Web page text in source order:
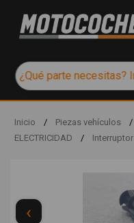
Inicio / Piezas vehículos /
ELECTRICIDAD
/ Interruptor
‹